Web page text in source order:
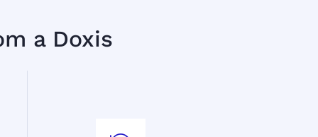
a Doxis